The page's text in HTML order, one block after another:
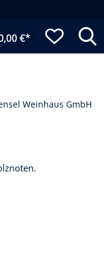
€*
Weinhaus GmbH